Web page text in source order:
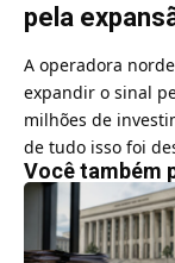
pela
A operadora
expandir o sinal
milhões de
de tudo isso foi
Você também